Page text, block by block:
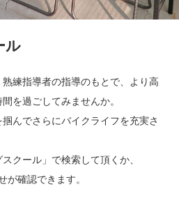
ル
練指導者の指導のもとで、より高
を過ごしてみませんか。
んでさらにバイクライフを充実さ
クール」で検索して頂くか、
が確認できます。